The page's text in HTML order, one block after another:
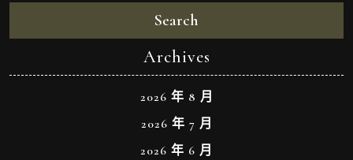
Search
Archives
2026 年 8 月
2026 年 7 月
2026 年 6 月